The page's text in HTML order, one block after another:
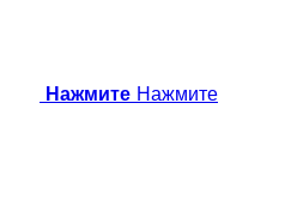
Нажмите Нажмите